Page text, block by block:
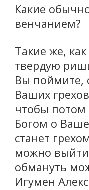
Какие
венчанием?
Такие же,
твердую
Вы поймите,
Ваших
чтобы потом
Богом о
станет
можно
обмануть
Игумен